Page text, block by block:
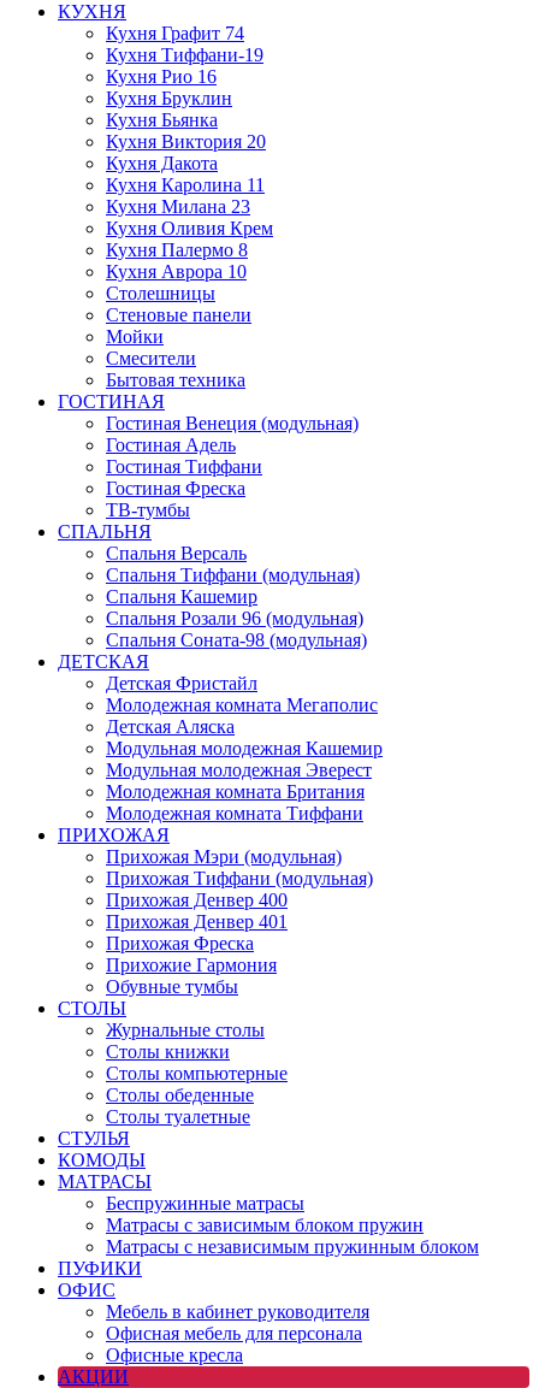
КУХНЯ
Кухня Графит 74
Кухня Тиффани-19
Кухня Рио 16
Кухня Бруклин
Кухня Бьянка
Кухня Виктория 20
Кухня Дакота
Кухня Каролина 11
Кухня Милана 23
Кухня Оливия Крем
Кухня Палермо 8
Кухня Аврора 10
Столешницы
Стеновые панели
Мойки
Смесители
Бытовая техника
ГОСТИНАЯ
Гостиная Венеция (модульная)
Гостиная Адель
Гостиная Тиффани
Гостиная Фреска
ТВ-тумбы
СПАЛЬНЯ
Спальня Версаль
Спальня Тиффани (модульная)
Спальня Кашемир
Спальня Розали 96 (модульная)
Спальня Соната-98 (модульная)
ДЕТСКАЯ
Детская Фристайл
Молодежная комната Мегаполис
Детская Аляска
Модульная молодежная Кашемир
Модульная молодежная Эверест
Молодежная комната Британия
Молодежная комната Тиффани
ПРИХОЖАЯ
Прихожая Мэри (модульная)
Прихожая Тиффани (модульная)
Прихожая Денвер 400
Прихожая Денвер 401
Прихожая Фреска
Прихожие Гармония
Обувные тумбы
СТОЛЫ
Журнальные столы
Столы книжки
Столы компьютерные
Столы обеденные
Столы туалетные
СТУЛЬЯ
КОМОДЫ
МАТРАСЫ
Беспружинные матрасы
Матрасы с зависимым блоком пружин
Матрасы с независимым пружинным блоком
ПУФИКИ
ОФИС
Мебель в кабинет руководителя
Офисная мебель для персонала
Офисные кресла
АКЦИИ